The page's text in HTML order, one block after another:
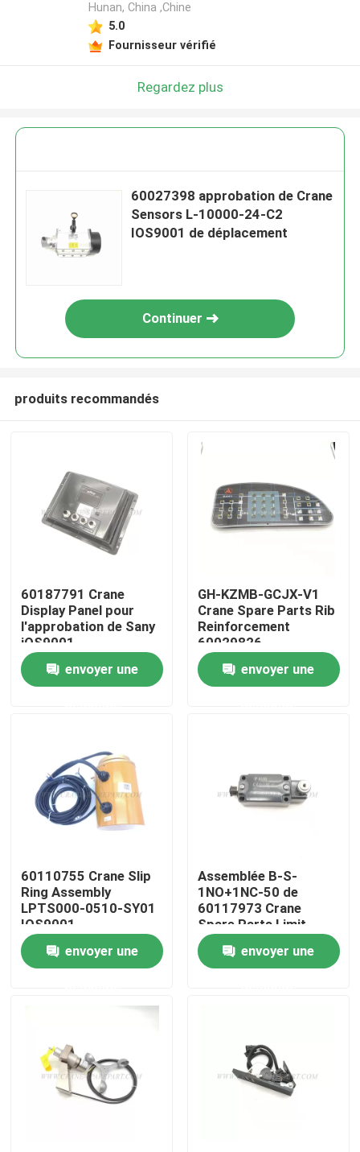
Aperçu
A propos de nous
Contrôle de la qualité
Contact
Demande de soumission
Pièces de rechange de grue
Hunan, China ,Chine
5.0
Fournisseur vérifié
Regardez plus
60027398 approbation de Crane
Sensors L-10000-24-C2
IOS9001 de déplacement
Continuer
produits recommandés
60187791 Crane
Display Panel pour
l'approbation de Sany
iOS9001
envoyer une
GH-KZMB-GCJX-V1
Crane Spare Parts Rib
Reinforcement
60029826
envoyer une
60110755 Crane Slip
Ring Assembly
LPTS000-0510-SY01
IOS9001
envoyer une
Assemblée B-S-
1NO+1NC-50 de
60117973 Crane
Spare Parts Limit
Switch
envoyer une